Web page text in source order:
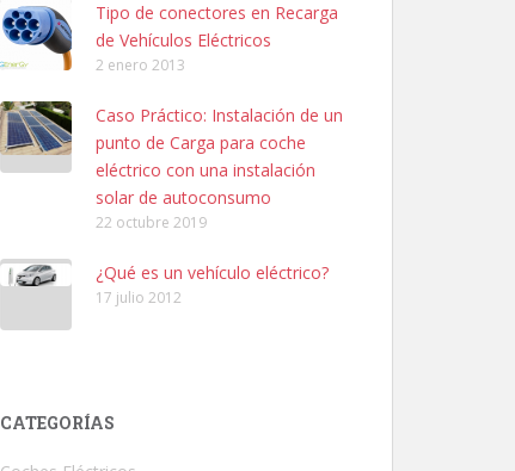
Tipo de conectores en Recarga
de Vehículos Eléctricos
2 enero 2013
Caso Práctico: Instalación de un
punto de Carga para coche
eléctrico con una instalación
solar de autoconsumo
22 octubre 2019
¿Qué es un vehículo eléctrico?
17 julio 2012
CATEGORÍAS